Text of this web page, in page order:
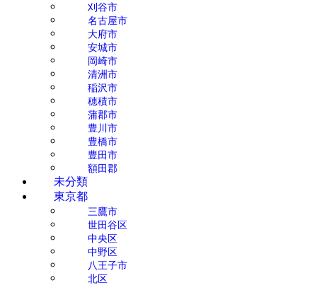
刈谷市
名古屋市
大府市
安城市
岡崎市
清洲市
稲沢市
穂積市
蒲郡市
豊川市
豊橋市
豊田市
額田郡
未分類
東京都
三鷹市
世田谷区
中央区
中野区
八王子市
北区